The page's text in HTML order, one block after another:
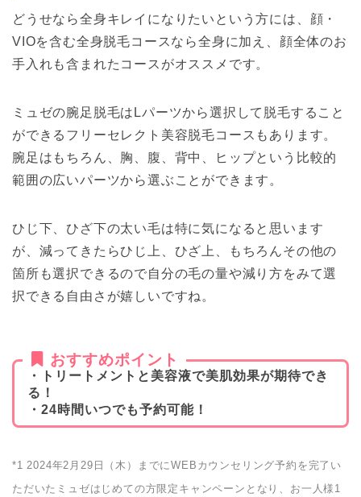
どうせなら全身キレイになりたいという方には、顔・
VIOを含む全身脱毛コースなら全身に加え、顔全体のお
手入れも含まれたコースがオススメです。
ミュゼの腕足脱毛はLパーツから選択して脱毛すること
ができるフリーセレクト美容脱毛コースもあります。
腕足はもちろん、胸、腹、背中、ヒップという比較的
範囲の広いパーツから選ぶことができます。
ひじ下、ひざ下の太い毛は特に気になると思います
が、減ってきたらひじ上、ひざ上、もちろんその他の
箇所も選択できるので自分の毛の量や減り方をみて選
択できる自由さが嬉しいですね。
おすすめポイント
・トリートメントと美容液で美肌効果が期待でき
る！
・24時間いつでも予約可能！
*1 2024年2月29日（木）までにWEBカウンセリング予約を完了い
ただいたミュゼはじめての方限定キャンペーンとなり、お一人様1